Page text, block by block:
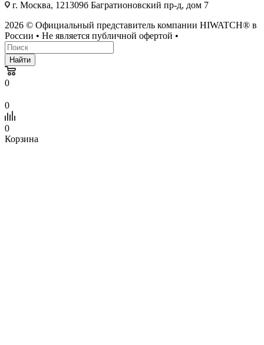
г. Москва, 121309б Багратионовский пр-д, дом 7
2026 © Официальный представитель компании HIWATCH® в
России • Не является публичной офертой •
Найти
0
0
0
Корзина